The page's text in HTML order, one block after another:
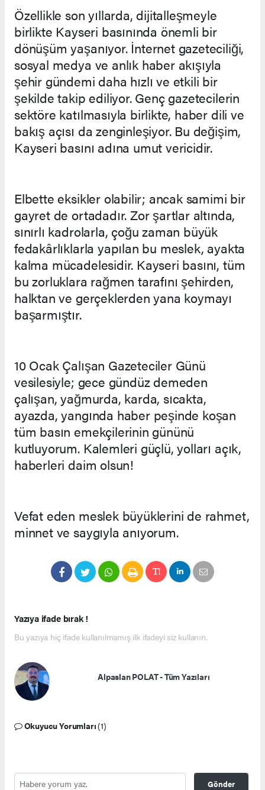
Özellikle son yıllarda, dijitalleşmeyle
birlikte Kayseri basınında önemli bir
dönüşüm yaşanıyor. İnternet gazeteciliği,
sosyal medya ve anlık haber akışıyla
şehir gündemi daha hızlı ve etkili bir
şekilde takip ediliyor. Genç gazetecilerin
sektöre katılmasıyla birlikte, haber dili ve
bakış açısı da zenginleşiyor. Bu değişim,
Kayseri basını adına umut vericidir.
Elbette eksikler olabilir; ancak samimi bir
gayret de ortadadır. Zor şartlar altında,
sınırlı kadrolarla, çoğu zaman büyük
fedakârlıklarla yapılan bu meslek, ayakta
kalma mücadelesidir. Kayseri basını, tüm
bu zorluklara rağmen tarafını şehirden,
halktan ve gerçeklerden yana koymayı
başarmıştır.
10 Ocak Çalışan Gazeteciler Günü
vesilesiyle; gece gündüz demeden
çalışan, yağmurda, karda, sıcakta,
ayazda, yangında haber peşinde koşan
tüm basın emekçilerinin gününü
kutluyorum. Kalemleri güçlü, yolları açık,
haberleri daim olsun!
Vefat eden meslek büyüklerini de rahmet,
minnet ve saygıyla anıyorum.
Yazıya ifade bırak !
Bu yazıya hiç ifade kullanılmamış ilk ifadeyi siz kullanın.
Alpaslan POLAT - Tüm Yazıları
Okuyucu Yorumları(1)
Gönder